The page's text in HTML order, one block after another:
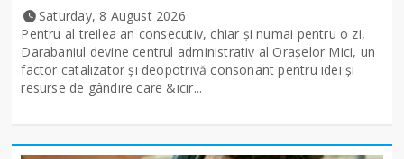
Saturday, 8 August 2026
Pentru al treilea an consecutiv, chiar și numai pentru o zi,
Darabaniul devine centrul administrativ al Orașelor Mici, un
factor catalizator și deopotrivă consonant pentru idei și
resurse de gândire care &icir...